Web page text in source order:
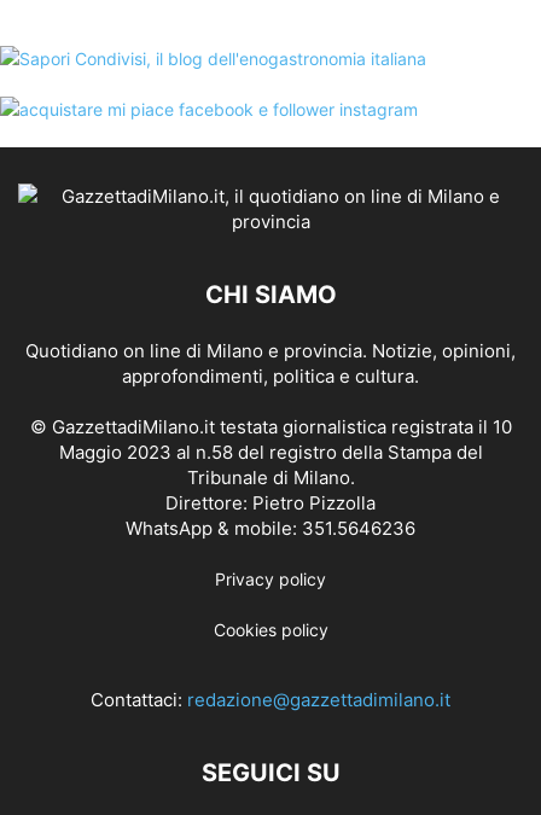
CHI SIAMO
Quotidiano on line di Milano e provincia. Notizie, opinioni,
approfondimenti, politica e cultura.
© GazzettadiMilano.it testata giornalistica registrata il 10
Maggio 2023 al n.58 del registro della Stampa del
Tribunale di Milano.
Direttore: Pietro Pizzolla
WhatsApp & mobile: 351.5646236
Privacy policy
Cookies policy
Contattaci: redazione@gazzettadimilano.it
SEGUICI SU